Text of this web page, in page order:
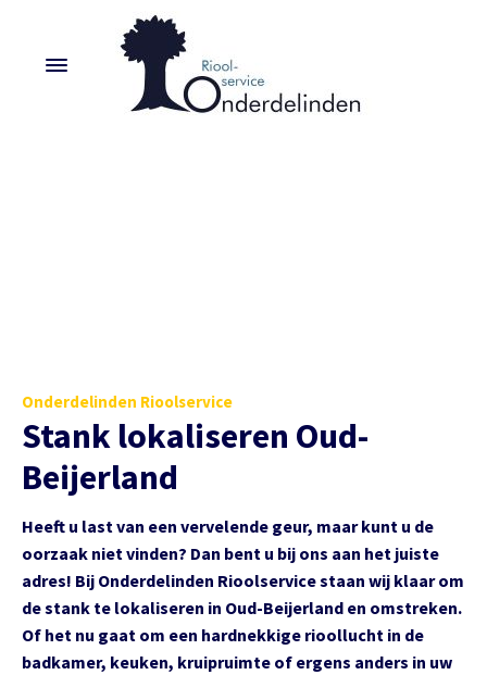
Onderdelinden Rioolservice
Stank lokaliseren Oud-
Beijerland
Heeft u last van een vervelende geur, maar kunt u de
oorzaak niet vinden? Dan bent u bij ons aan het juiste
adres! Bij Onderdelinden Rioolservice staan wij klaar om
de stank te lokaliseren in Oud-Beijerland en omstreken.
Of het nu gaat om een hardnekkige rioollucht in de
badkamer, keuken, kruipruimte of ergens anders in uw